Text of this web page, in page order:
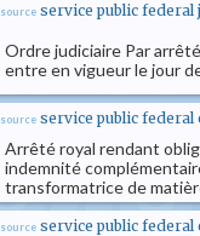
source service public federal
Ordre judiciaire Par
entre en vigueur le jour
source service public
Arrêté royal rendant
indemnité
transformatrice de
source service public